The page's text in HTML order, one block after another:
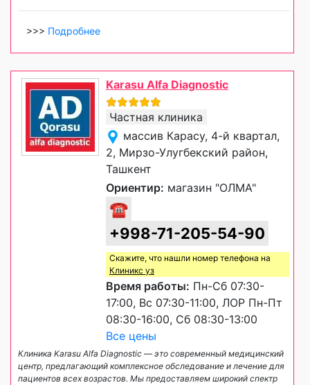
>>> Подробнее
Karasu Alfa Diagnostic
Частная клиника
массив Карасу, 4-й квартал,
2, Мирзо-Улугбекский район,
Ташкент
Ориентир: магазин "ОЛМА"
☎
+998-71-205-54-90
Скажите, что нашли номер телефона на
Клиникс уз
Время работы: Пн-Сб 07:30-
17:00, Вс 07:30-11:00, ЛОР Пн-Пт
08:30-16:00, Сб 08:30-13:00
Все цены
Клиника Karasu Alfa Diagnostic — это современный медицинский
центр, предлагающий комплексное обследование и лечение для
пациентов всех возрастов. Мы предоставляем широкий спектр